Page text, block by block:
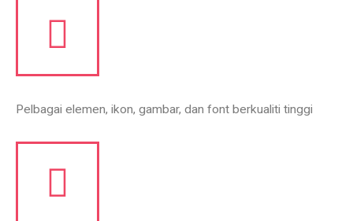
Pelbagai elemen, ikon, gambar, dan font berkualiti tinggi